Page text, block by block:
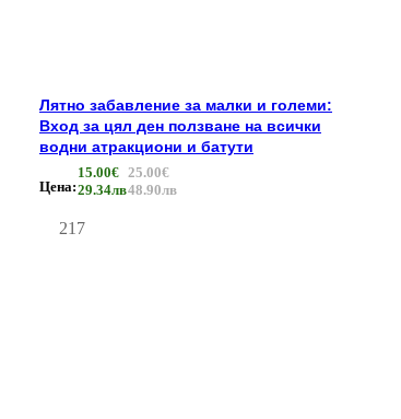
Лятно забавление за малки и големи:
Вход за цял ден ползване на всички
водни атракциони и батути
Цена:
15.00€
29.34лв
25.00€
48.90лв
217